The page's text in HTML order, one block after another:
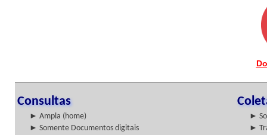
Consultas
► Ampla (home)
►
► Somente Documentos digitais
►